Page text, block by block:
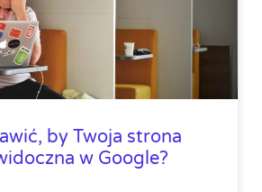
by Twoja strona
w Google?